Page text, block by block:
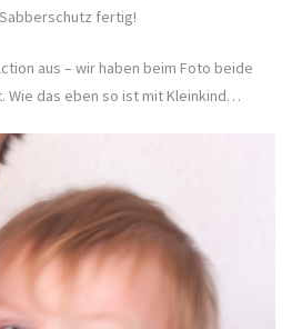
fertig!
aus – wir haben beim Foto beide
Wie das eben so ist mit Kleinkind…